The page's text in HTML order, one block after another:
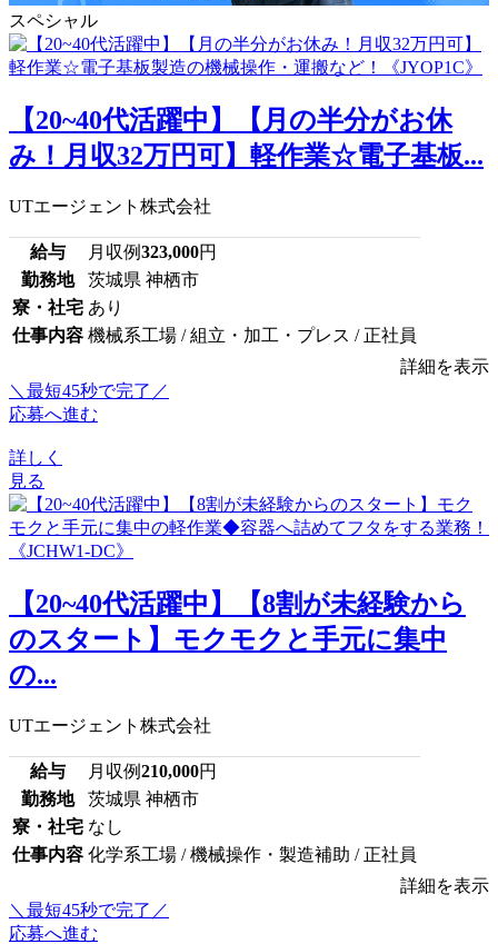
スペシャル
【20~40代活躍中】【月の半分がお休
み！月収32万円可】軽作業☆電子基板...
UTエージェント株式会社
給与 月収例323,000円
勤務地
茨城県 神栖市
寮・社宅 あり
仕事内容 機械系工場 / 組立・加工・プレス / 正社員
詳細を表示
＼最短45秒で完了／
応募へ進む
詳しく
見る
【20~40代活躍中】【8割が未経験から
のスタート】モクモクと手元に集中
の...
UTエージェント株式会社
給与 月収例210,000円
勤務地
茨城県 神栖市
寮・社宅 なし
仕事内容 化学系工場 / 機械操作・製造補助 / 正社員
詳細を表示
＼最短45秒で完了／
応募へ進む